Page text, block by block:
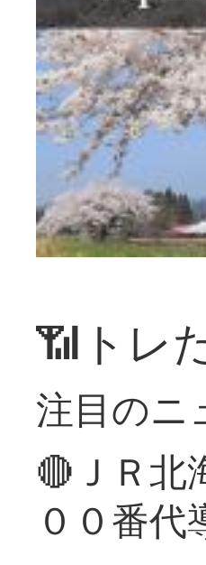
📶トレ
注目のニ
🔴ＪＲ北
００番代